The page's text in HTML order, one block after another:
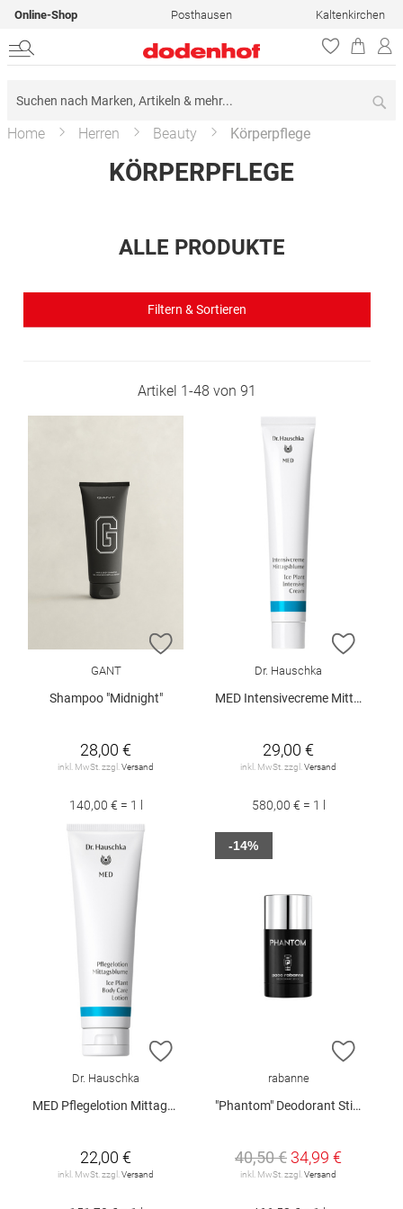
Online-Shop Posthausen Kaltenkirchen
Home Herren Beauty Körperpflege
KÖRPERPFLEGE
ALLE PRODUKTE
Filtern & Sortieren
Artikel 1-48 von 91
ZUR WUNSCHLISTE HINZUFÜGEN
GANT
Shampoo "Midnight"
28,00 €
inkl. MwSt. zzgl. Versand
140,00 € = 1 l
ZUR
Dr. Hauschka
MED Intensivecreme Mittagsblume 50 ml
29,00 €
inkl. MwSt. zzgl. Versand
580,00 € = 1 l
ZUR WUNSCHLISTE HINZUFÜGEN
Dr. Hauschka
MED Pflegelotion Mittagsblume 145 ml
22,00 €
inkl. MwSt. zzgl. Versand
ZUR
rabanne
"Phantom" Deodorant Stick 75 ml
40,50 € 34,99 €
inkl. MwSt. zzgl. Versand
-14%